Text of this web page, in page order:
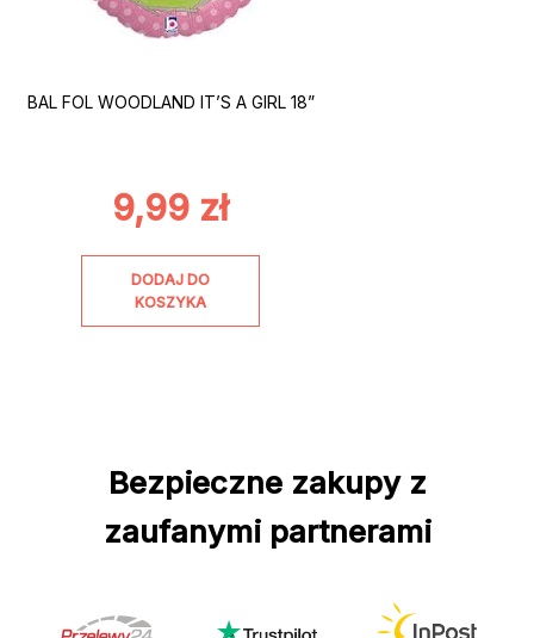
BAL FOL WOODLAND IT’S A GIRL 18”
9,99 zł
DODAJ DO
KOSZYKA
Bezpieczne zakupy z
zaufanymi partnerami